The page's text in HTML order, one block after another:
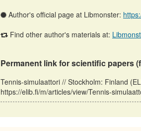
Author's official page at Libmonster:
Find other author's materials at:
Permanent link for scientific papers
Tennis-simulaattori // Stockholm: Finland
https://elib.fi/m/articles/view/Tennis-